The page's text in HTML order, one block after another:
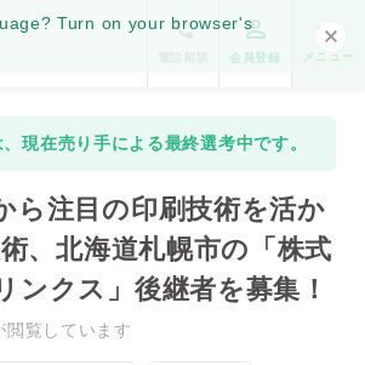
Turn on your browser's
会員登録 メニュー
現在売り手による最終選考中です。
ら注目の印刷技術を活か
、北海道札幌市の「株式
ンクス」後継者を募集！
閲覧しています